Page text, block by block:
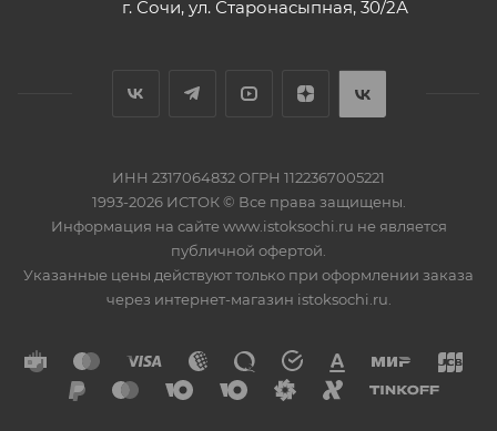
г. Сочи, ул. Старонасыпная, 30/2А
ИНН 2317064832 ОГРН 1122367005221
1993-2026 ИСТОК © Все права защищены.
Информация на сайте www.istoksochi.ru не является
публичной офертой.
Указанные цены действуют только при оформлении заказа
через интернет-магазин istoksochi.ru.